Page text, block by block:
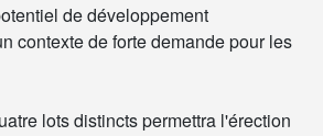
de développement
contexte de forte demande pour les
lots distincts permettra l'érection